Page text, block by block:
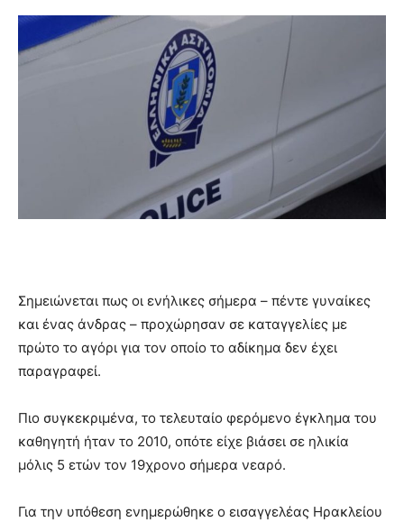
Σημειώνεται πως οι ενήλικες σήμερα – πέντε γυναίκες
και ένας άνδρας – προχώρησαν σε καταγγελίες με
πρώτο το αγόρι για τον οποίο το αδίκημα δεν έχει
παραγραφεί.
Πιο συγκεκριμένα, το τελευταίο φερόμενο έγκλημα του
καθηγητή ήταν το 2010, οπότε είχε βιάσει σε ηλικία
μόλις 5 ετών τον 19χρονο σήμερα νεαρό.
Για την υπόθεση ενημερώθηκε ο εισαγγελέας Ηρακλείου